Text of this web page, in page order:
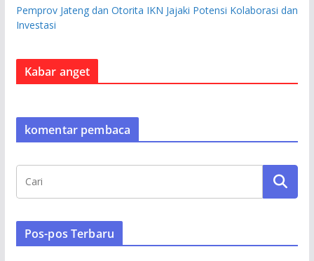
Pemprov Jateng dan Otorita IKN Jajaki Potensi Kolaborasi dan
Investasi
Kabar anget
komentar pembaca
Pos-pos Terbaru